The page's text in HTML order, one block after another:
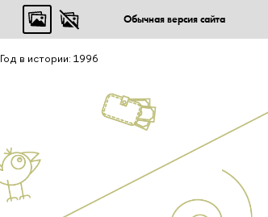
Обычная версия сайта
Год в истории: 1996